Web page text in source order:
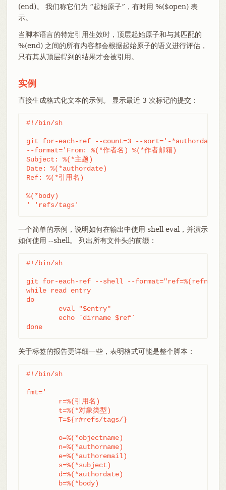
(end)。 我们称它们为 “起始原子”，有时用 %($open) 表
示。
当脚本语言的特定引用生效时，顶层起始原子和与其匹配的
%(end) 之间的所有内容都会根据起始原子的语义进行评估，
只有其从顶层得到的结果才会被引用。
实例
直接生成格式化文本的示例。 显示最近 3 次标记的提交：
#!/bin/sh
git for-each-ref --count=3 --sort='-*authordate'
--format='From: %(*作者名) %(*作者邮箱)
Subject: %(*主题)
Date: %(*authordate)
Ref: %(*引用名)
%(*body)
' 'refs/tags'
一个简单的示例，说明如何在输出中使用 shell eval，并演示
如何使用 --shell。 列出所有文件头的前缀：
#!/bin/sh
git for-each-ref --shell --
while read entry
do
done
关于标签的报告更详细一些，表明格式可能是整个脚本：
#!/bin/sh
fmt='